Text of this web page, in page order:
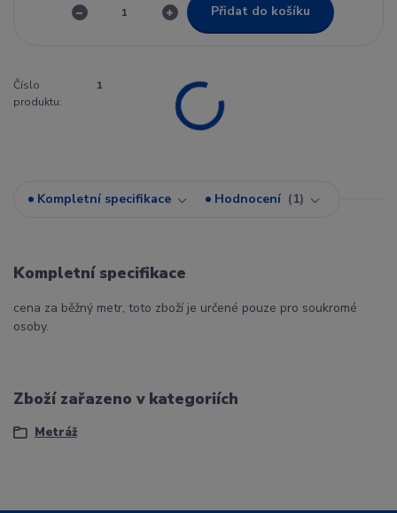
Přidat do košíku
Číslo
produktu:
1
Kompletní specifikace Hodnocení 1
Kompletní specifikace
cena za běžný metr, toto zboží je určené pouze pro soukromé
osoby.
Zboží zařazeno v kategoriích
Metráž